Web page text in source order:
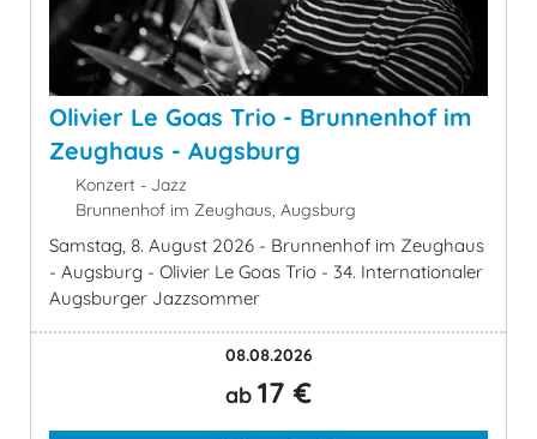
Olivier Le Goas Trio - Brunnenhof im
Zeughaus - Augsburg
Konzert - Jazz
Brunnenhof im Zeughaus, Augsburg
Samstag, 8. August 2026 - Brunnenhof im Zeughaus
- Augsburg - Olivier Le Goas Trio - 34. Internationaler
Augsburger Jazzsommer
08.08.2026
ab 17 €